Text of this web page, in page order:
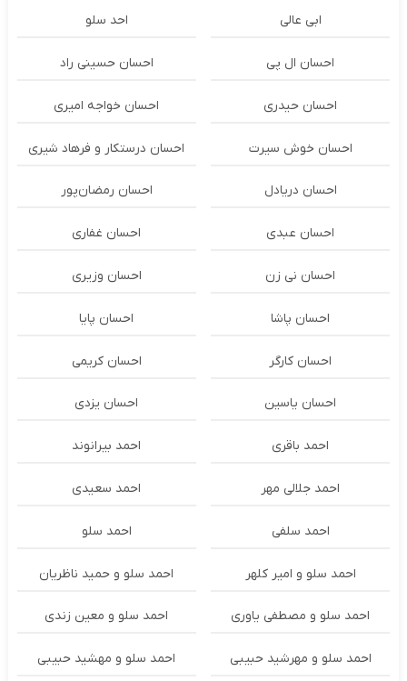
ابی عالی احد سلو
احسان ال پی احسان حسینی راد
احسان حیدری احسان خواجه امیری
احسان خوش سیرت احسان درستكار و فرهاد شيرى
احسان دریادل احسان رمضان‌پور
احسان عبدی احسان غفاری
احسان نی زن احسان وزیری
احسان پاشا احسان پایا
احسان کارگر احسان کریمی
احسان یاسین احسان یزدی
احمد باقری احمد بیرانوند
احمد جلالی مهر احمد سعیدی
احمد سلفی احمد سلو
احمد سلو و امیر کلهر احمد سلو و حمید ناظریان
احمد سلو و مصطفی یاوری احمد سلو و معین زندی
احمد سلو و مهرشید حبیبی احمد سلو و مهشید حبیبی